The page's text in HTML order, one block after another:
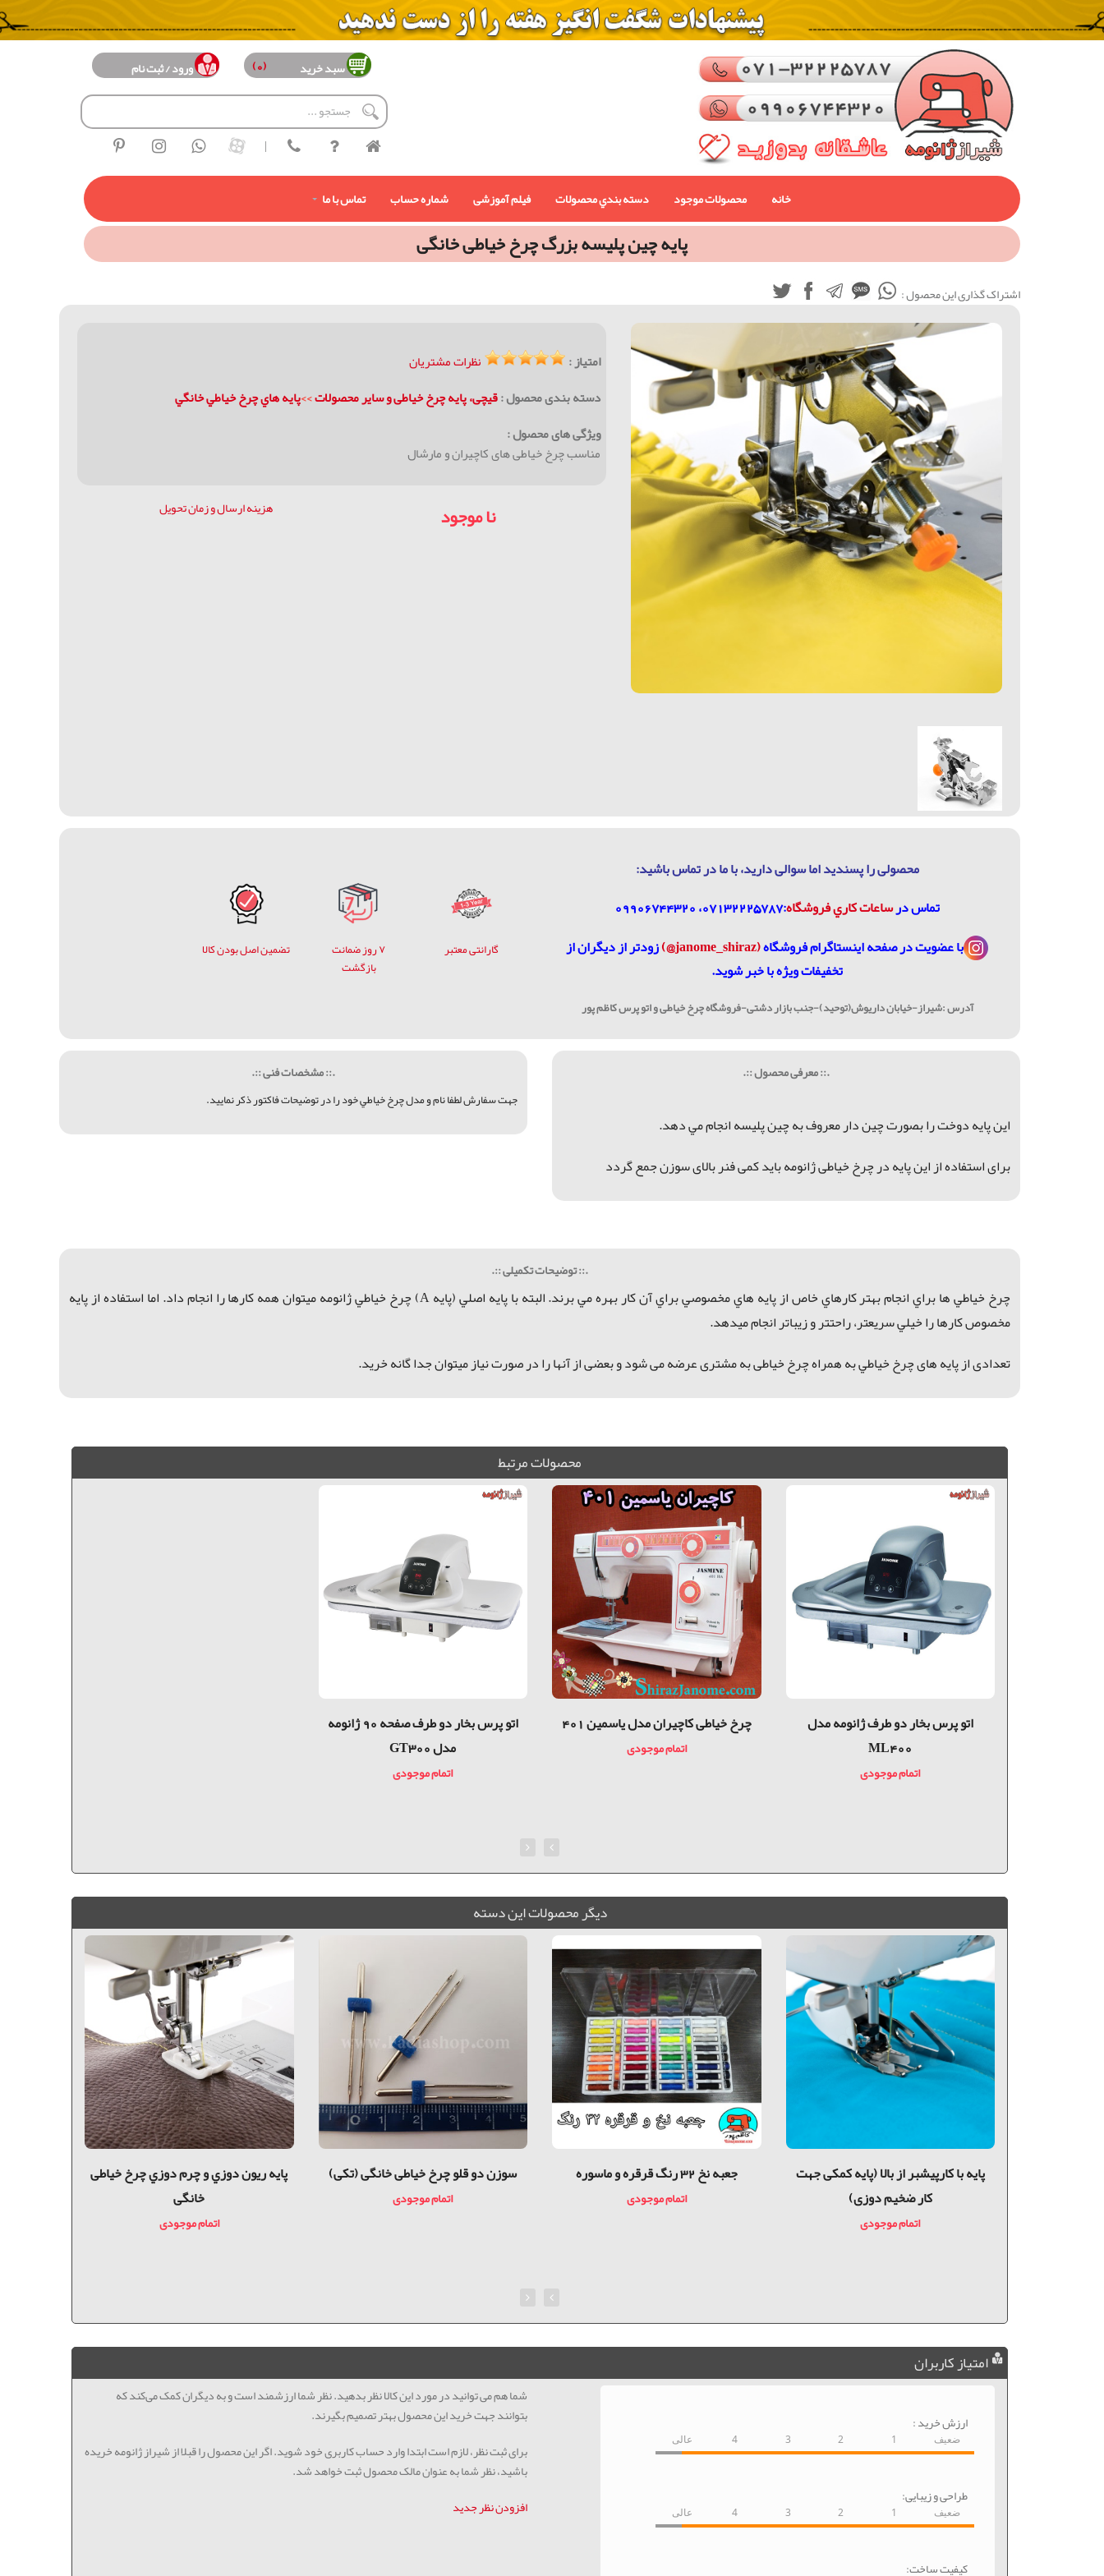
سبد خرید (0) ورود / ثبت نام
|
خانه محصولات موجود دسته بندي محصولات فیلم آموزشی شماره حساب تماس با ما
پايه چين پليسه بزرگ چرخ خیاطی خانگی
اشتراک گذاری این محصول :
امتیاز :
نظرات مشتریان
دسته بندی محصول :قیچی، پایه چرخ خیاطی و سایر محصولات>>پايه هاي چرخ خياطي خانگي
ویژگی های محصول :
مناسب چرخ خیاطی های کاچیران و مارشال
نا موجود هزینه ارسال و زمان تحویل
محصولی را پسندید اما سوالی دارید، با ما در تماس باشيد:
تماس درساعات كاري فروشگاه:07132225787، 09906744320
با عضویت درصفحه اینستاگرام فروشگاه(janome_shiraz@)
زودتر از دیگران از
تخفیفات ویژه با خبر شوید.
آدرس :شیراز-خیابان داریوش(توحید)-جنب بازار دشتی-فروشگاه چرخ خیاطی و اتو پرس کاظم پور
گارانتی معتبر
۷ روز ضمانت
بازگشت
تضمین اصل بودن کالا
.:: معرفی محصول ::.
اين پايه دوخت را بصورت چين دار معروف به چين پليسه انجام مي دهد.
برای استفاده از این پایه در چرخ خیاطی ژانومه باید کمی فنر بالای سوزن جمع گردد
.:: مشخصات فنی ::.
جهت سفارش لطفا نام و مدل چرخ خياطي خود را در توضيحات فاكتور ذكر نماييد.
.:: توضیحات تکمیلی ::.
چرخ خياطي ها براي انجام بهتر كارهاي خاص از پايه هاي مخصوصي براي آن كار بهره مي برند. البته باپایه اصلي (پايه A) چرخ خياطي ژانومه ميتوانهمه کارها را انجام داد. اما استفاده از پايه
مخصوص كارها را خيلي سريعتر، راحتتر و زيباتر انجام ميدهد.
تعدادی ازپایه های چرخ خياطي به همراه چرخ خیاطی به مشتری عرضه می شود و بعضی از آنها را در صورت نیاز میتوان جدا گانه خرید.
محصولات مرتبط
اتو پرس بخار دو طرف صفحه 90 ژانومه
مدل GT300
اتمام موجودی
چرخ خیاطی کاچیران مدل یاسمین 401
اتمام موجودی
اتو پرس بخار دو طرف ژانومه مدل
ML400
اتمام موجودی
ديگر محصولات اين دسته
پايه ريون دوزي و چرم دوزي چرخ خیاطی
خانگی
اتمام موجودی
سوزن دو قلو چرخ خیاطی خانگی (تکی)
اتمام موجودی
جعبه نخ 32 رنگ قرقره و ماسوره
اتمام موجودی
پايه با كارپيشبر از بالا (پایه کمکی جهت
کار ضخیم دوزی)
اتمام موجودی
امتیاز کاربران
ارزش خرید :
ضعیف 1
2
3
4 عالی
طراحی و زیبایی:
ضعیف 1
2
3
4 عالی
کیفیت ساخت:
شما هم می توانید در مورد این کالا نظر بدهید. نظر شما ارزشمند است و به دیگران کمک می‌کند که
بتوانند جهت خرید این محصول بهتر تصمیم بگیرند.
برای ثبت نظر، لازم است ابتدا وارد حساب کاربری خود شوید. اگر این محصول را قبلا از شیراز ژانومه خریده
باشید، نظر شما به عنوان مالک محصول ثبت خواهد شد.
افزودن نظر جدید